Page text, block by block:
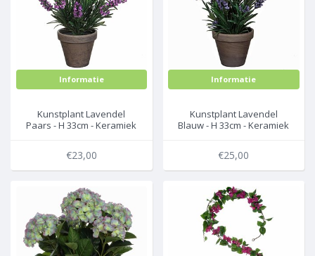
Informatie
Kunstplant Lavendel
Paars - H 33cm - Keramiek
€23,00
Informatie
Kunstplant Lavendel
Blauw - H 33cm - Keramiek
€25,00